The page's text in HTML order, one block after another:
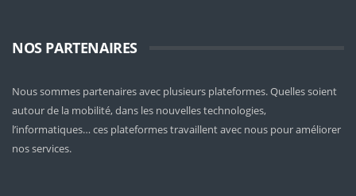
NOS PARTENAIRES
Nous sommes partenaires avec plusieurs plateformes. Quelles soient
autour de la mobilité, dans les nouvelles technologies,
l’informatiques… ces plateformes travaillent avec nous pour améliorer
nos services.